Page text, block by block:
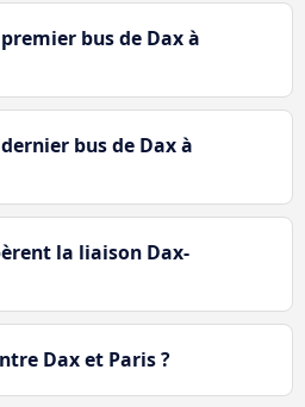
bus de Dax à
bus de Dax à
la liaison Dax-
Dax et Paris ?